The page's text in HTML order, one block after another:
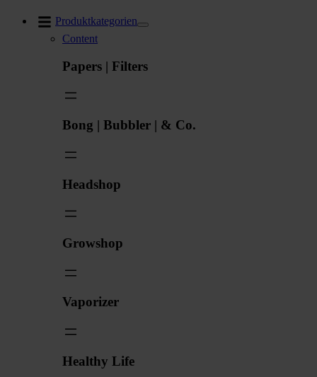
Produktkategorien
Content
Papers | Filters
Bong | Bubbler | & Co.
Headshop
Growshop
Vaporizer
Healthy Life